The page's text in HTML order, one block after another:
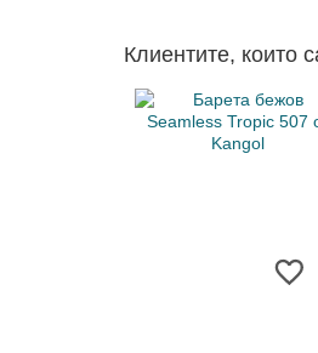
Клиентите, които